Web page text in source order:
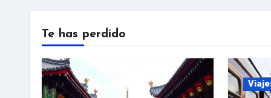
Te has perdido